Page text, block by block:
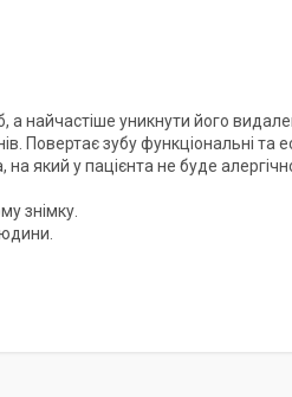
а найчастіше уникнути його
Повертає зубу функціональні та
який у пацієнта не буде
знімку.